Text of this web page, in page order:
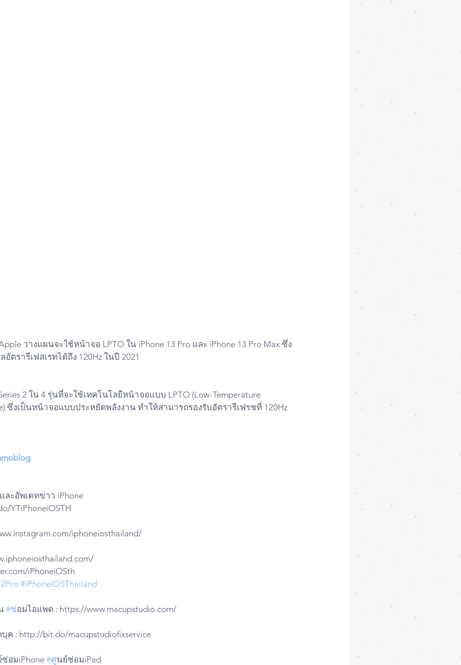
วางแผนจะใช้หน้าจอ LPTO ใน iPhone 13 Pro และ iPhone 13 Pro Max ซึ่ง
ตรารีเฟสเรทได้ถึง 120Hz ในปี 2021
2 ใน 4 รุ่นที่จะใช้เทคโนโลยีหน้าจอแบบ LPTO (Low-Temperature
ซึ่งเป็นหน้าจอแบบประหยัดพลังงาน ทำให้สามารถรองรับอัตรารีเฟรชที่ 120Hz
ะอัพเดทข่าว iPhone
YTiPhoneiOSTH
iphoneiosthailand/
iPhoneiOSth
#iPhoneiOSThailand
#ซ่อมไอแพด : https://www.macupstudio.com/
ค : http://bit.do/macupstudiofixservice
อมiPhone #ศูนย์ซ่อมiPad